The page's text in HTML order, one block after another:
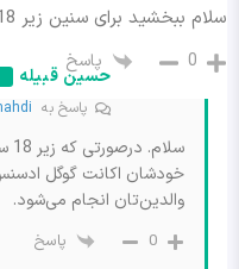
سلام ببخشید برای سنین زیر 18 سال چه باید کرد؟
0 پاسخ
حسین قبیله
پاسخ به
خودشان اکانت گوگل
والدین‌تان انجام می‌شود.
0 پاسخ